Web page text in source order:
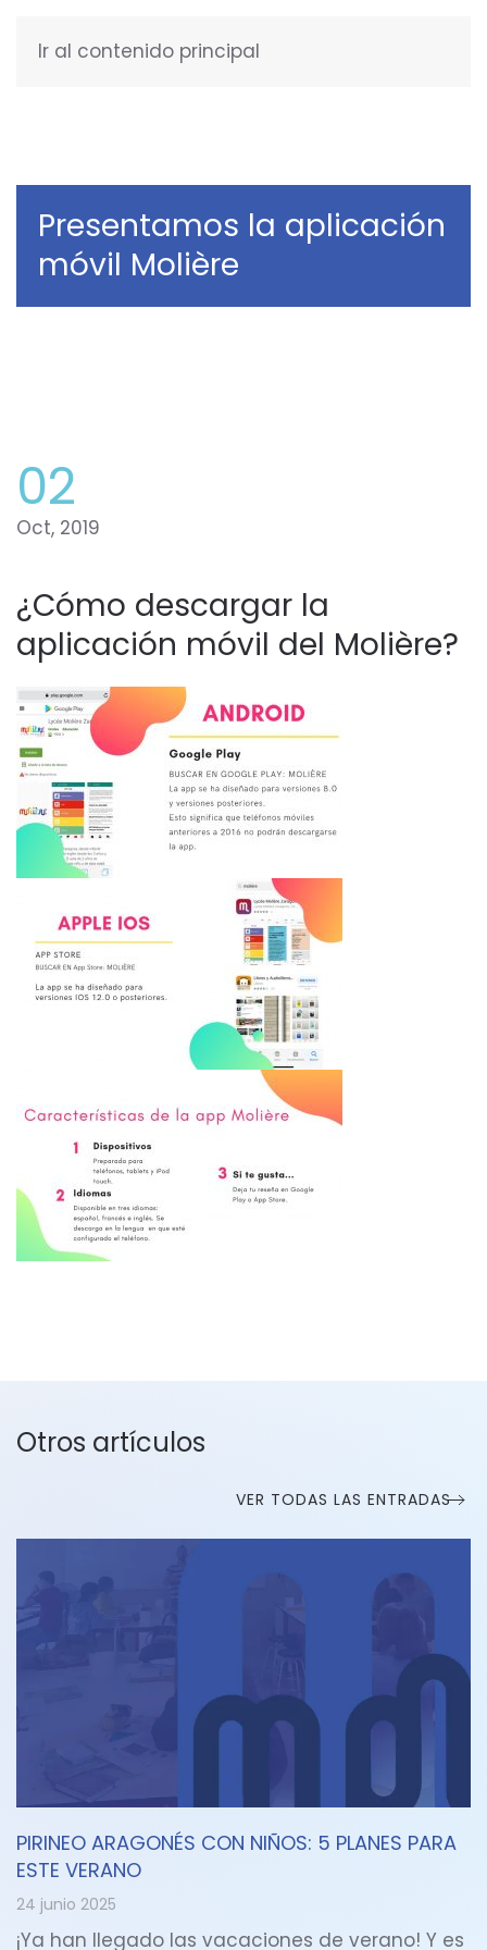
Ir al contenido principal
Presentamos la aplicación
móvil Molière
02
Oct, 2019
¿Cómo descargar la
aplicación móvil del Molière?
Otros artículos
VER TODAS LAS ENTRADAS
PIRINEO ARAGONÉS CON NIÑOS: 5 PLANES PARA
ESTE VERANO
24 junio 2025
¡Ya han llegado las vacaciones de verano! Y es